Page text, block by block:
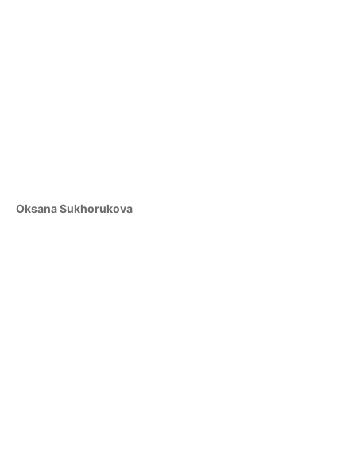
Oksana Sukhorukova